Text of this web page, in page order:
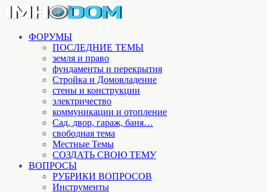
ФОРУМЫ
ПОСЛЕДНИЕ ТЕМЫ
земля и право
фундаменты и перекрытия
Стройка и Домовладение
стены и конструкции
электричество
коммуникации и отопление
Cад, двор, гараж, баня…
свободная тема
Местные Темы
СОЗДАТЬ СВОЮ ТЕМУ
ВОПРОСЫ
РУБРИКИ ВОПРОСОВ
Инструменты